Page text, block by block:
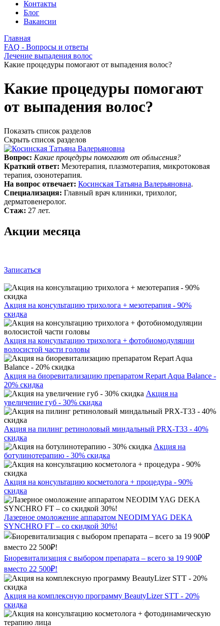
Контакты
Блог
Вакансии
Главная
FAQ - Вопросы и ответы
Лечение выпадения волос
Какие процедуры помогают от выпадения волос?
Какие процедуры помогают
от выпадения волос?
Показать список разделов
Скрыть список разделов
Вопрос: Какие процедуры помогают от облысения?
Краткий ответ: Мезотерапия, плазмотерапия, микротоковая
терапия, озонотерапия.
На вопрос отвечает: Косинская Татьяна Валерьяновна.
Специализация: Главный врач клиники, трихолог,
дерматовенеролог.
Стаж: 27 лет.
Акции месяца
Записаться
Акция на консультацию трихолога + мезотерапия - 90%
скидка
Акция на консультацию трихолога + фотобиомодуляции
волосистой части головы
Акция на биоревитализацию препаратом Repart Aqua Balance -
20% скидка
Акция на
увеличение губ - 30% скидка
Акция на пилинг ретиноловый миндальный PRX-T33 - 40%
скидка
Акция на
ботулинотерапию - 30% скидка
Акция на консультацию косметолога + процедура - 90%
скидка
Лазерное омоложение аппаратом NEODIM YAG DEKA
SYNCHRO FT – со скидкой 30%!
Биоревитализация с выбором препарата – всего за 19 900₽
вместо 22 500₽!
Акция на комплексную программу BeautyLizer STT - 20%
скидка